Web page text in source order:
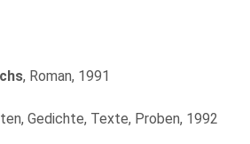
, Roman, 1991
Gedichte, Texte, Proben, 1992